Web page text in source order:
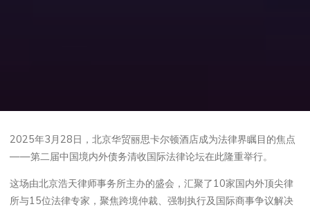
2025年3月28日，北京华贸丽思卡尔顿酒店成为法律界瞩目的焦点
——第二届中国境内外债务清收国际法律论坛在此隆重举行。
这场由北京浩天律师事务所主办的盛会，汇聚了10家国内外顶尖律
所与15位法律专家，聚焦跨境仲裁、强制执行及国际商事争议解决